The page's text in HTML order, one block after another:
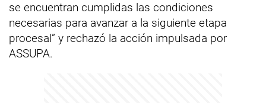
se encuentran cumplidas las condiciones
necesarias para avanzar a la siguiente etapa
procesal” y rechazó la acción impulsada por
ASSUPA.